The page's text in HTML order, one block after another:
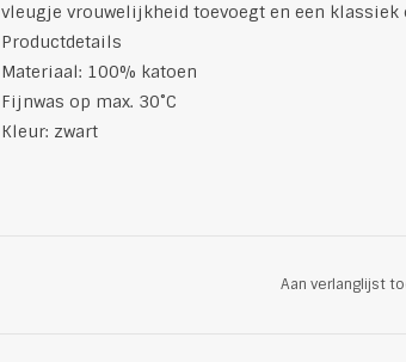
vleugje vrouwelijkheid toevoegt en een klassiek
Productdetails
Materiaal: 100% katoen
Fijnwas op max. 30˚C
Kleur: zwart
Aan verlanglijst